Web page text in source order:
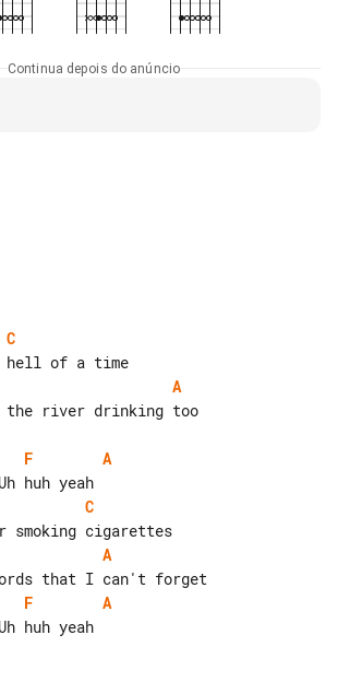
Continua depois do anúncio
C
A
the river drinking too
F
A
C
A
F
A
huh yeah